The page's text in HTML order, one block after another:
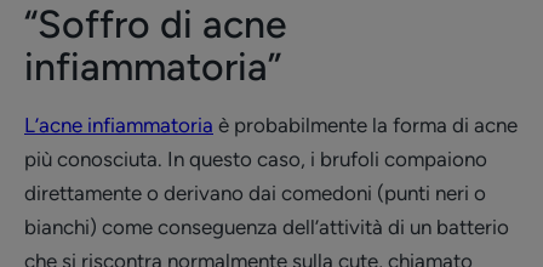
“Soffro di acne
infiammatoria”
L’acne infiammatoria è probabilmente la forma di acne
più conosciuta. In questo caso, i brufoli compaiono
direttamente o derivano dai comedoni (punti neri o
bianchi) come conseguenza dell’attività di un batterio
che si riscontra normalmente sulla cute, chiamato